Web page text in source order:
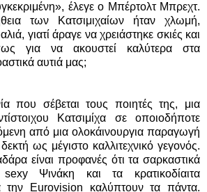
έλεγε ο Μπέρτολτ Μπρεχτ.
των Κατσιμιχαίων ήταν χλωμή,
γιατί άραγε να χρειάστηκε σκιές και
για να ακουστεί καλύτερα στα
αυτιά μας;
που σέβεται τους ποιητές της, μια
Κατσιμίχα σε οποιοδήποτε
από μια ολοκάινουργια παραγωγή
ως μέγιστο καλλιτεχνικό γεγονός.
είναι προφανές ότι τα σαρκαστικά
Ψινάκη και τα κρατικοδίαιτα
την Eurovision καλύπτουν τα πάντα.